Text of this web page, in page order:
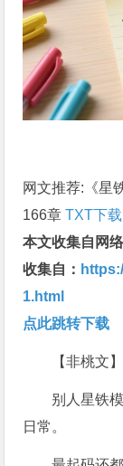
网文推荐:《星
166章TXT下载
本文收集自网
收集自：
1.html
点此跳转下载
【非桃文
别人星铁
日常。